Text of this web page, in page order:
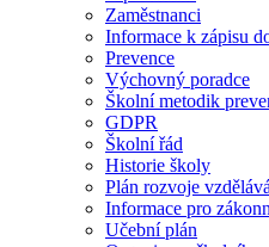
Zaměstnanci
Informace k zápisu
Prevence
Výchovný poradce
Školní metodik
GDPR
Školní řád
Historie školy
Plán rozvoje
Informace pro
Učební plán